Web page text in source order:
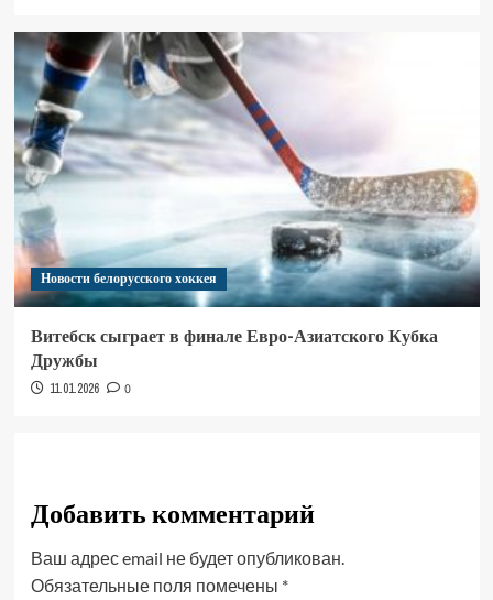
Новости белорусского хоккея
Витебск сыграет в финале Евро-Азиатского Кубка
Дружбы
11.01.2026 0
Добавить комментарий
Ваш адрес email не будет опубликован.
Обязательные поля помечены *